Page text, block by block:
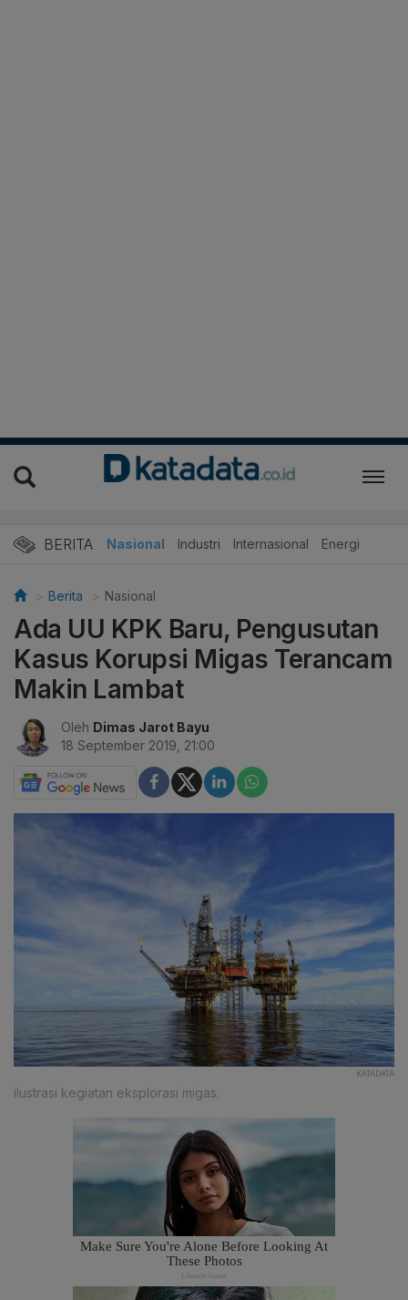
BERITA Nasional Industri Internasional Energi
Berita Nasional
Ada UU KPK Baru, Pengusutan
Kasus Korupsi Migas Terancam
Makin Lambat
Oleh Dimas Jarot Bayu
18 September 2019, 21:00
KATADATA
ilustrasi kegiatan eksplorasi migas.